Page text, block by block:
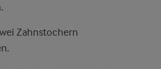
Zahnstochern